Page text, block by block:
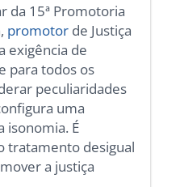
da 15ª Promotoria
promotor de Justiça
exigência de
para todos os
peculiaridades
uma
isonomia. É
tratamento desigual
a justiça